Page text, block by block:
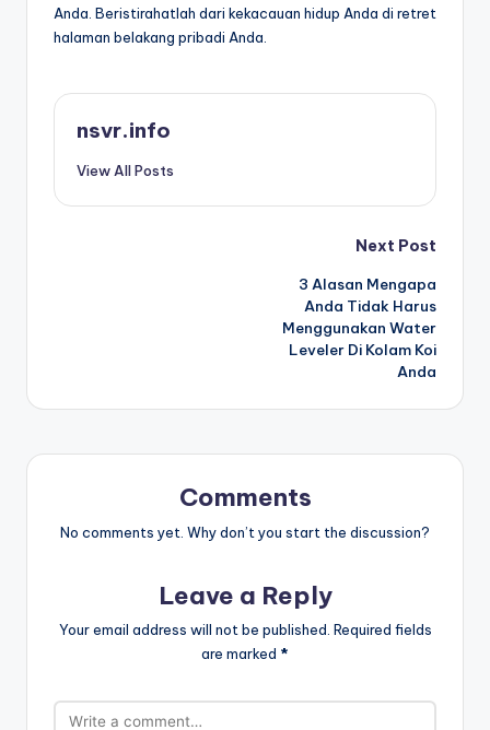
Anda. Beristirahatlah dari kekacauan hidup Anda di retret
halaman belakang pribadi Anda.
nsvr.info
View All Posts
Next Post
3 Alasan Mengapa
Anda Tidak Harus
Menggunakan Water
Leveler Di Kolam Koi
Anda
Comments
No comments yet. Why don’t you start the discussion?
Leave a Reply
Your email address will not be published. Required fields
are marked *